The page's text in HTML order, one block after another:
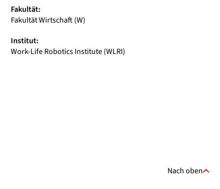
Fakultät:
Fakultät Wirtschaft (W)
Institut:
Work-Life Robotics Institute (WLRI)
Nach oben